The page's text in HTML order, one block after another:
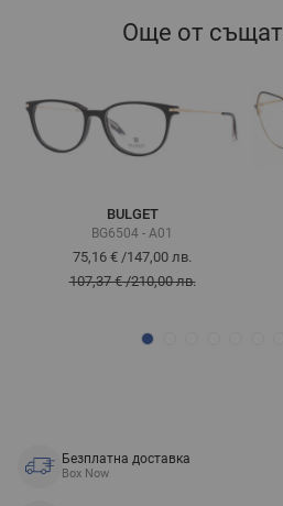
Още от
BULGET
BG6504 - A01
75,16 € /147,00 лв.
107,37 €/210,00 лв.
Безплатна доставка
Box Now